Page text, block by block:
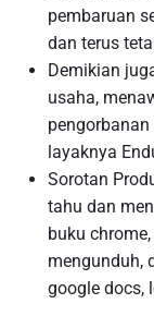
pembaruan
dan terus
Demikian
usaha,
layaknya
Sorotan
tahu dan
buku
mengunduh,
google docs,